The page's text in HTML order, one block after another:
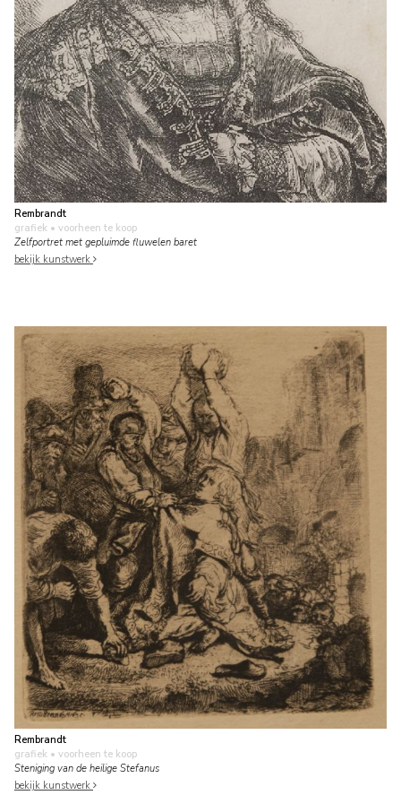
Rembrandt
grafiek • voorheen te koop
Zelfportret met gepluimde fluwelen baret
bekijk kunstwerk
Rembrandt
grafiek • voorheen te koop
Steniging van de heilige Stefanus
bekijk kunstwerk